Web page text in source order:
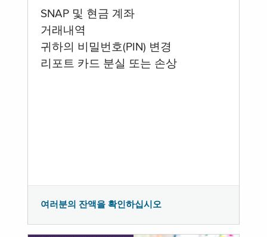
SNAP 및 현금 계좌
거래내역
귀하의 비밀번호(PIN) 변경
리포트 카드 분실 또는 손상
여러분의 잔액을 확인하십시오